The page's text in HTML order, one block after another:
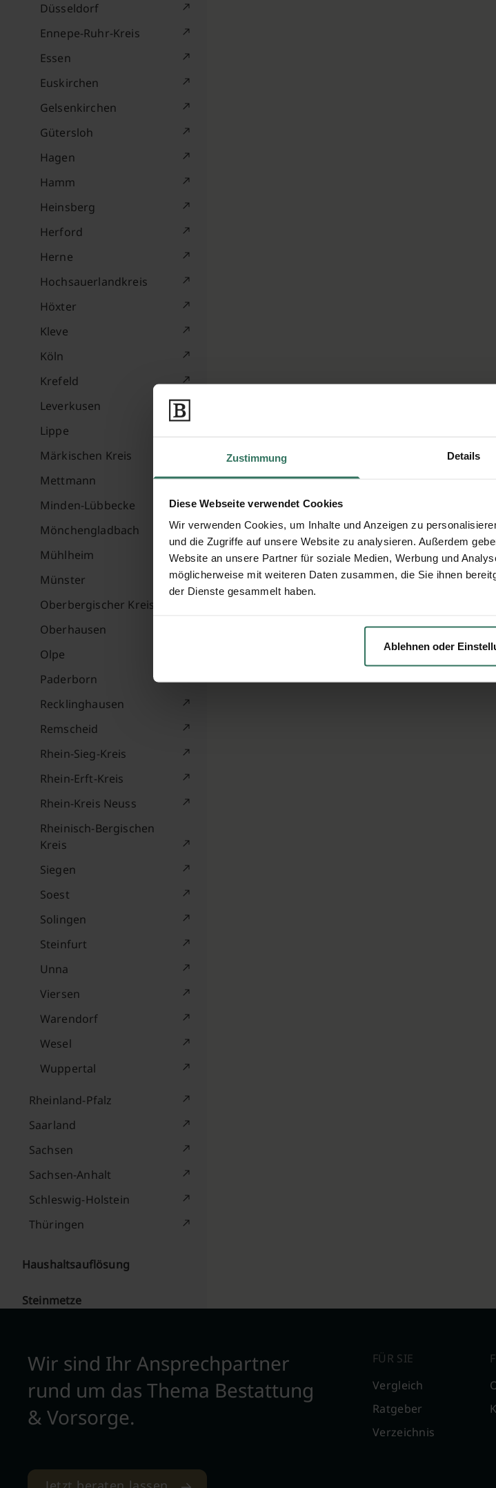
Zustimmung Details
Diese Webseite verwendet Cookies
Wir verwenden Cookies, um Inhalte und Anzeigen zu
und die Zugriffe auf unsere Website zu analysieren. Außerdem
Website an unsere Partner für soziale Medien, Werbung und
möglicherweise mit weiteren Daten zusammen, die Sie ihnen
der Dienste gesammelt haben.
Ablehnen oder
Düsseldorf
Ennepe-Ruhr-Kreis
Essen
Euskirchen
Gelsenkirchen
Gütersloh
Hagen
Hamm
Heinsberg
Herford
Herne
Hochsauerlandkreis
Höxter
Kleve
Köln
Krefeld
Leverkusen
Lippe
Märkischen Kreis
Mettmann
Minden-Lübbecke
Mönchengladbach
Mühlheim
Münster
Oberbergischer Kreis
Oberhausen
Olpe
Paderborn
Recklinghausen
Remscheid
Rhein-Sieg-Kreis
Rhein-Erft-Kreis
Rhein-Kreis Neuss
Rheinisch-Bergischen
Kreis
Siegen
Soest
Solingen
Steinfurt
Unna
Viersen
Warendorf
Wesel
Wuppertal
Rheinland-Pfalz
Saarland
Sachsen
Sachsen-Anhalt
Schleswig-Holstein
Thüringen
Haushaltsauflösung
Steinmetze
Wir sind Ihr Ansprechpartner
rund um das Thema Bestattung
& Vorsorge.
FÜR SIE
Vergleich
Ratgeber
Verzeichnis